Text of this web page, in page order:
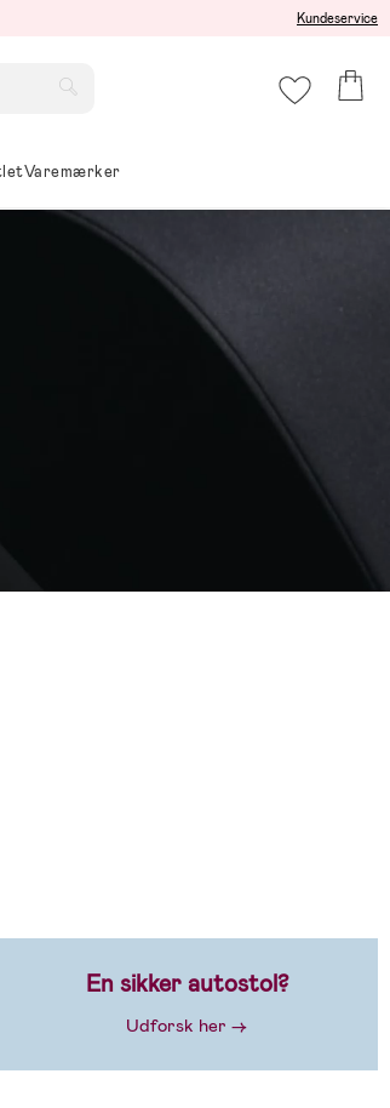
Kundeservice
Varemærker
En sikker autostol?
Udforsk her →